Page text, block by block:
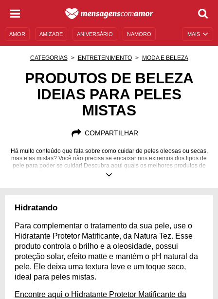
MAIS
AMOR AMIZADE ANIVERSÁRIO NAMORO
MENSAGENS E FRASES MENSAGENS DE ANIVERSÁRIO
FAMOSOS BÍBLIA
CATEGORIAS ENTRETENIMENTO MODA E BELEZA
PRODUTOS DE BELEZA
IDEIAS PARA PELES
MISTAS
COMPARTILHAR
Há muito conteúdo que fala sobre como cuidar de peles oleosas ou secas,
mas e as mistas? Você não precisa se encaixar nos extremos dos tipos de
pele para poder se cuidar! Descubra aqui quais os melhores produtos de
beleza para você usar e cuide-se!
Hidratando
Para complementar o tratamento da sua pele, use o
Hidratante Protetor Matificante, da Natura Tez. Esse
produto controla o brilho e a oleosidade, possui
proteção solar, efeito matte e mantém o pH natural da
pele. Ele deixa uma textura leve e um toque seco,
ideal para peles mistas.
Encontre aqui o Hidratante Protetor Matificante da